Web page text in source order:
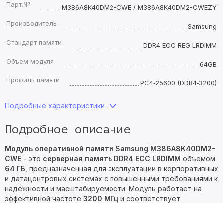
Парт.№
M386A8K40DM2-CWE / M386A8K40DM2-CWEZY
Производитель
Samsung
Стандарт памяти
DDR4 ECC REG LRDIMM
Объем модуля
64GB
Профиль памяти
PC4‑25600 (DDR4‑3200)
Подробные характеристики
Подробное описание
Модуль оперативной памяти Samsung M386A8K40DM2-
CWE - это серверная память DDR4 ECC LRDIMM объёмом
64 ГБ , предназначенная для эксплуатации в корпоративных
и датацентровых системах с повышенными требованиями к
надёжности и масштабируемости. Модуль работает на
эффективной частоте 3200 МГц и соответствует